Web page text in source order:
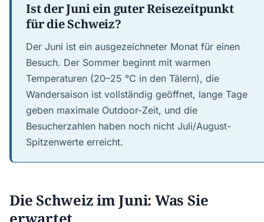
Ist der Juni ein guter Reisezeitpunkt
für die Schweiz?
Der Juni ist ein ausgezeichneter Monat für einen
Besuch. Der Sommer beginnt mit warmen
Temperaturen (20–25 °C in den Tälern), die
Wandersaison ist vollständig geöffnet, lange Tage
geben maximale Outdoor-Zeit, und die
Besucherzahlen haben noch nicht Juli/August-
Spitzenwerte erreicht.
Die Schweiz im Juni: Was Sie